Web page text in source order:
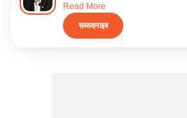
Read More
सब्सक्राइब